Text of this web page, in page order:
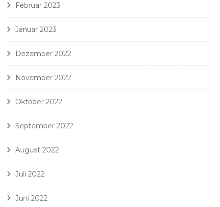
Februar 2023
Januar 2023
Dezember 2022
November 2022
Oktober 2022
September 2022
August 2022
Juli 2022
Juni 2022